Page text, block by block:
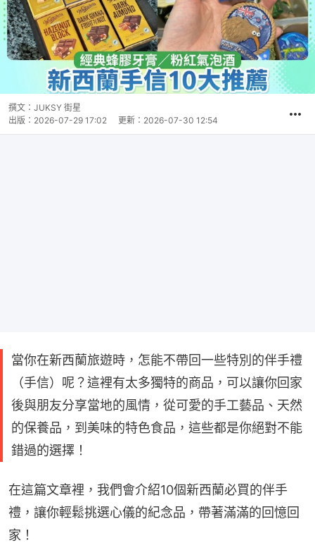
撰文： JUKSY 街星
出版： 2026-07-29 17:02 更新： 2026-07-30 12:54
當你在新西蘭旅遊時，怎能不帶回一些特別的伴手禮
（手信）呢？這裡有太多獨特的商品，可以讓你回家
後與朋友分享當地的風情，從可愛的手工藝品、天然
的保養品，到美味的特色食品，這些都是你絕對不能
錯過的選擇！
在這篇文章裡，我們會介紹10個新西蘭必買的伴手
禮，讓你輕鬆挑選心儀的紀念品，帶著滿滿的回憶回
家！